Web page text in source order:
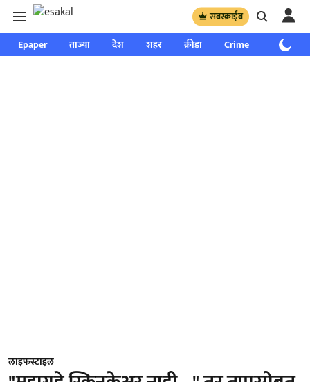
सबस्क्राईब
Epaper ताज्या देश शहर क्रीडा Crime साप्ताहिक
लाइफस्टाइल